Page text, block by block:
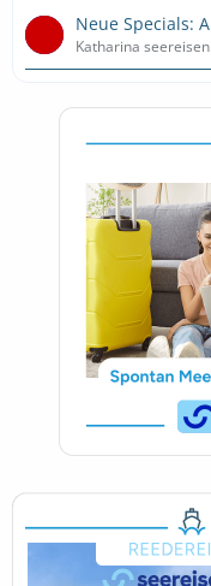
Neue Specials:
Katharina